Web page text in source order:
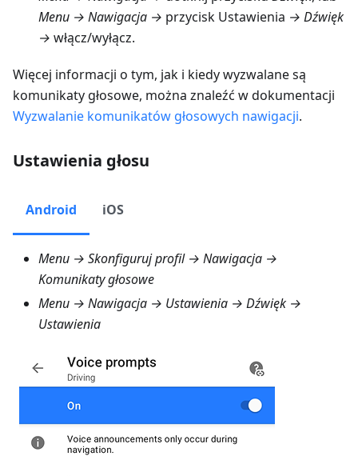
Menu → Nawigacja → przycisk Ustawienia → Dźwięk
→ włącz/wyłącz.
Więcej informacji o tym, jak i kiedy wyzwalane są
komunikaty głosowe, można znaleźć w dokumentacji
Wyzwalanie komunikatów głosowych nawigacji.
Ustawienia głosu
Android iOS
Menu → Skonfiguruj profil → Nawigacja →
Komunikaty głosowe
Menu → Nawigacja → Ustawienia → Dźwięk →
Ustawienia